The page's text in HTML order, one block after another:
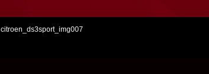
citroen_ds3sport_img007